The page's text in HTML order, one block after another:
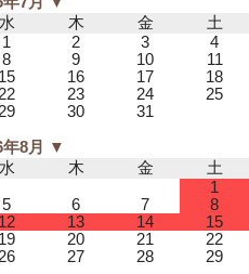
水 木 金
土
1
2 3
4
8 9 10
11
15 16 17
18
22 23 24
25
29 30 31
8月 ▼
水 木 金
土
1
5 6 7
8
12 13 14
15
19 20 21
22
26 27 28
29